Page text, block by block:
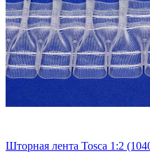
Шторная лента Tosca 1:2